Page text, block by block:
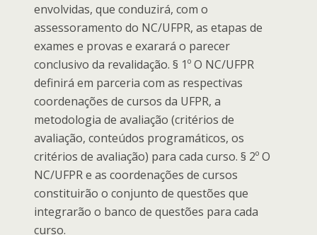
envolvidas, que conduzirá, com o
assessoramento do NC/UFPR, as etapas de
exames e provas e exarará o parecer
conclusivo da revalidação. § 1º O NC/UFPR
definirá em parceria com as respectivas
coordenações de cursos da UFPR, a
metodologia de avaliação (critérios de
avaliação, conteúdos programáticos, os
critérios de avaliação) para cada curso. § 2º O
NC/UFPR e as coordenações de cursos
constituirão o conjunto de questões que
integrarão o banco de questões para cada
curso.